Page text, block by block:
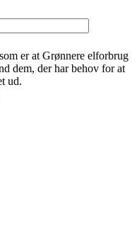
er at Grønnere elforbrug
dem, der har behov for at
ud.